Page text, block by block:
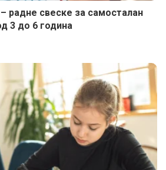
радне свеске за самосталан
3 до 6 година